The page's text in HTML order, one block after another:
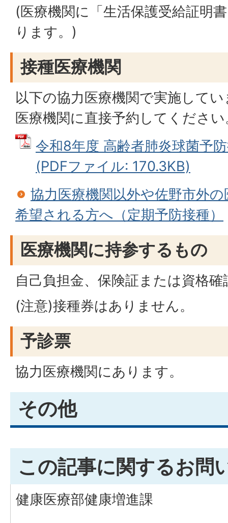
(医療機関に「生活保護受給証明
ります。)
接種医療機関
以下の協力医療機関で実施して
医療機関に直接予約してくださ
令和8年度 高齢者肺炎球菌予
(PDFファイル: 170.3KB)
協力医療機関以外や佐野市外
希望される方へ（定期予防接種）
医療機関に持参するもの
自己負担金、保険証または資格確
(注意)接種券はありません。
予診票
協力医療機関にあります。
その他
この記事に関するお問
健康医療部健康増進課